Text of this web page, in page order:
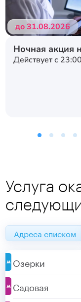
до 31.08.2026
Ночная акция
Действует с
Услуга
Адреса списком
Озерки
Садовая